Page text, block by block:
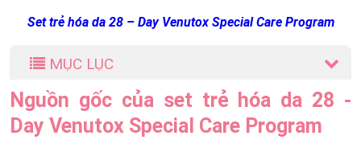
Set trẻ hóa da 28 – Day Venutox Special Care Program
MỤC LỤC
Nguồn gốc của set trẻ hóa da 28 -
Day Venutox Special Care Program